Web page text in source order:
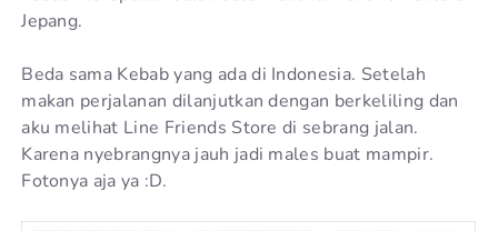
Jepang.
Beda sama Kebab yang ada di Indonesia. Setelah
makan perjalanan dilanjutkan dengan berkeliling dan
aku melihat Line Friends Store di sebrang jalan.
Karena nyebrangnya jauh jadi males buat mampir.
Fotonya aja ya :D.